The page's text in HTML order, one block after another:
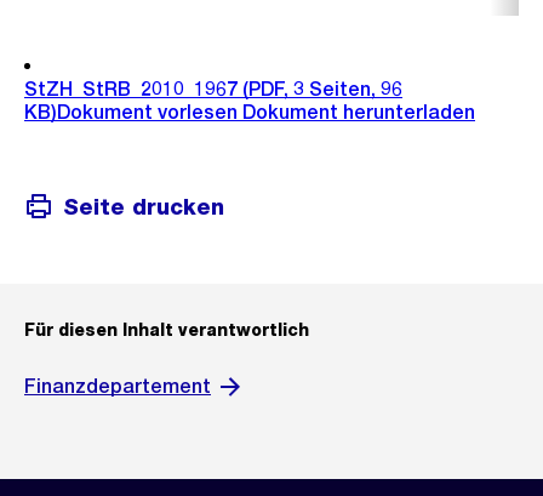
StZH_StRB_2010_1967 (PDF, 3 Seiten, 96
KB)Dokument vorlesen Dokument herunterladen
Seite drucken
Für diesen Inhalt verantwortlich
Finanzdepartement